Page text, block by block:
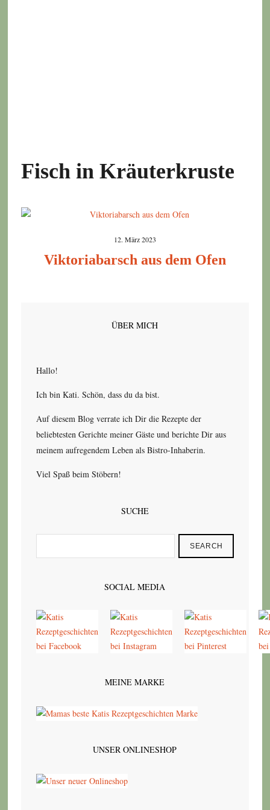
Fisch in Kräuterkruste
12. März 2023
Viktoriabarsch aus dem Ofen
ÜBER MICH
Hallo!
Ich bin Kati. Schön, dass du da bist.
Auf diesem Blog verrate ich Dir die Rezepte der
beliebtesten Gerichte meiner Gäste und berichte Dir aus
meinem aufregendem Leben als Bistro-Inhaberin.
Viel Spaß beim Stöbern!
SUCHE
SEARCH
SOCIAL MEDIA
MEINE MARKE
UNSER ONLINESHOP